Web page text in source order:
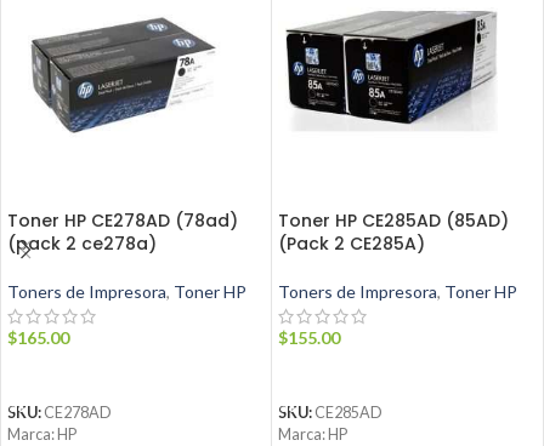
Toner HP CE278AD (78ad)
(pack 2 ce278a)
Toners de Impresora, Toner HP
$165.00
SKU: CE278AD
Marca: HP
Toner HP CE285AD (85AD)
(Pack 2 CE285A)
Toners de Impresora, Toner HP
$155.00
SKU: CE285AD
Marca: HP